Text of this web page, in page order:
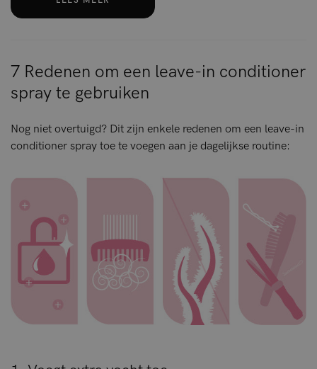
7 Redenen om een leave-in conditioner
spray te gebruiken
Nog niet overtuigd? Dit zijn enkele redenen om een leave-in
conditioner spray toe te voegen aan je dagelijkse routine: